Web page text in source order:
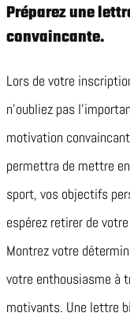
Préparez une
convaincante.
Lors de votre
n’oubliez pas
motivation
permettra de mettre
sport, vos objectifs
espérez retirer de
Montrez votre
votre enthousiasme à
motivants. Une lettre